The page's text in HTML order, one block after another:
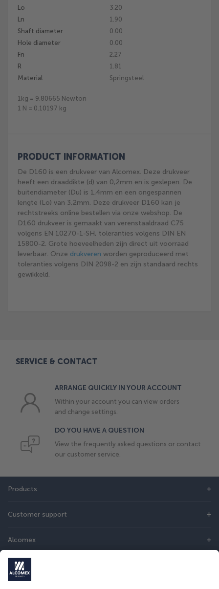
Lo
3.20
Ln
1.90
Shaft diameter
0.00
Hole diameter
0.00
Fn
2.27
R
1.81
Material
Springsteel
1kg = 9.80665 Newton
1 N = 0.10197 kg
PRODUCT INFORMATION
De D160 is een drukveer van Alcomex. Deze drukveer
heeft een draaddikte (d) van 0,2mm en is geslepen. De
buitendiameter (Du) is 1,4mm en een ongespannen
lengte (Lo) van 3,2mm. Deze drukveer D160 kan je
rechtstreeks online bestellen via onze webshop. De
D160 drukveer is gemaakt van verenstaaldraad C75
volgens EN 10270-1-SH, toleranties volgens DIN EN
15800-2. Grote hoeveelheden zijn direct uit voorraad
leverbaar. Onze drukveren worden geproduceerd met
toleranties volgens DIN 2098-2 en zijn standaard rechts
gewikkeld.
SERVICE & CONTACT
ARRANGE QUICKLY IN YOUR ACCOUNT
Within your account you can view orders
and change settings.
DO YOU HAVE A QUESTION
View the frequently asked questions or contact
our customer service.
Products
Customer support
Alcomex
DIRECT CONTACT